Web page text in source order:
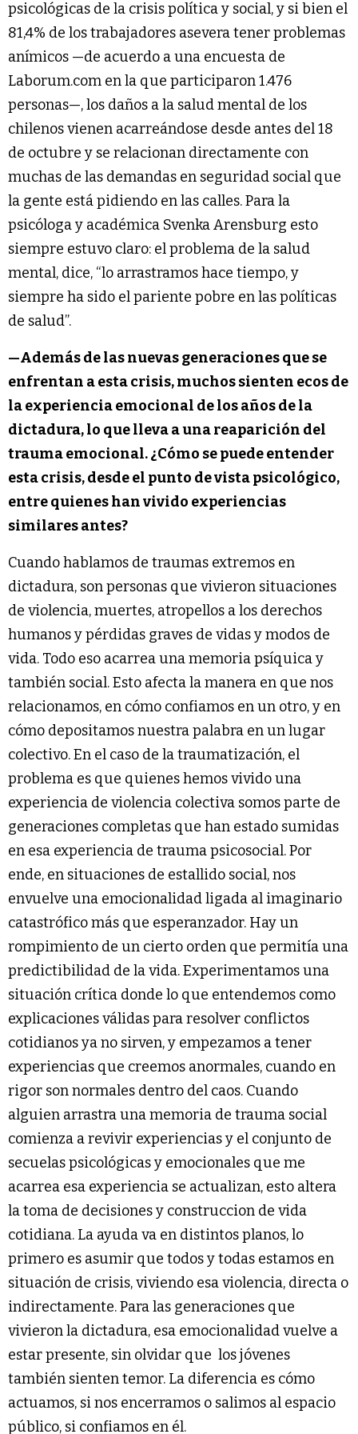
psicológicas de la crisis política y social, y si bien el
81,4% de los trabajadores asevera tener problemas
anímicos —de acuerdo a una encuesta de
Laborum.com en la que participaron 1.476
personas—, los daños a la salud mental de los
chilenos vienen acarreándose desde antes del 18
de octubre y se relacionan directamente con
muchas de las demandas en seguridad social que
la gente está pidiendo en las calles. Para la
psicóloga y académica Svenka Arensburg esto
siempre estuvo claro: el problema de la salud
mental, dice, “lo arrastramos hace tiempo, y
siempre ha sido el pariente pobre en las políticas
de salud”.
—Además de las nuevas generaciones que se
enfrentan a esta crisis, muchos sienten ecos de
la experiencia emocional de los años de la
dictadura, lo que lleva a una reaparición del
trauma emocional. ¿Cómo se puede entender
esta crisis, desde el punto de vista psicológico,
entre quienes han vivido experiencias
similares antes?
Cuando hablamos de traumas extremos en
dictadura, son personas que vivieron situaciones
de violencia, muertes, atropellos a los derechos
humanos y pérdidas graves de vidas y modos de
vida. Todo eso acarrea una memoria psíquica y
también social. Esto afecta la manera en que nos
relacionamos, en cómo confiamos en un otro, y en
cómo depositamos nuestra palabra en un lugar
colectivo. En el caso de la traumatización, el
problema es que quienes hemos vivido una
experiencia de violencia colectiva somos parte de
generaciones completas que han estado sumidas
en esa experiencia de trauma psicosocial. Por
ende, en situaciones de estallido social, nos
envuelve una emocionalidad ligada al imaginario
catastrófico más que esperanzador. Hay un
rompimiento de un cierto orden que permitía una
predictibilidad de la vida. Experimentamos una
situación crítica donde lo que entendemos como
explicaciones válidas para resolver conflictos
cotidianos ya no sirven, y empezamos a tener
experiencias que creemos anormales, cuando en
rigor son normales dentro del caos. Cuando
alguien arrastra una memoria de trauma social
comienza a revivir experiencias y el conjunto de
secuelas psicológicas y emocionales que me
acarrea esa experiencia se actualizan, esto altera
la toma de decisiones y construccion de vida
cotidiana. La ayuda va en distintos planos, lo
primero es asumir que todos y todas estamos en
situación de crisis, viviendo esa violencia, directa o
indirectamente. Para las generaciones que
vivieron la dictadura, esa emocionalidad vuelve a
estar presente, sin olvidar que los jóvenes
también sienten temor. La diferencia es cómo
actuamos, si nos encerramos o salimos al espacio
público, si confiamos en él.